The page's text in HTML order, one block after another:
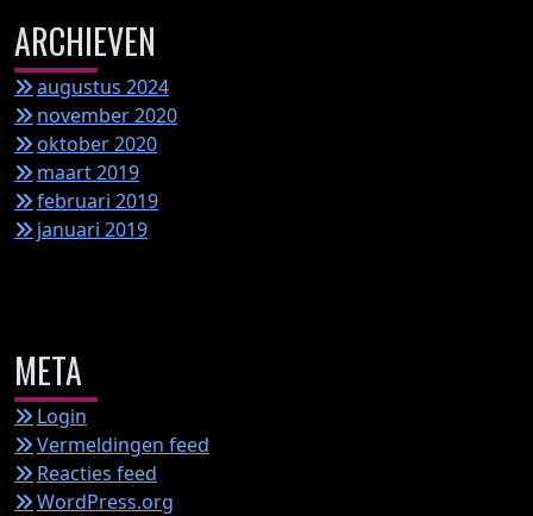
ARCHIEVEN
augustus 2024
november 2020
oktober 2020
maart 2019
februari 2019
januari 2019
META
Login
Vermeldingen feed
Reacties feed
WordPress.org